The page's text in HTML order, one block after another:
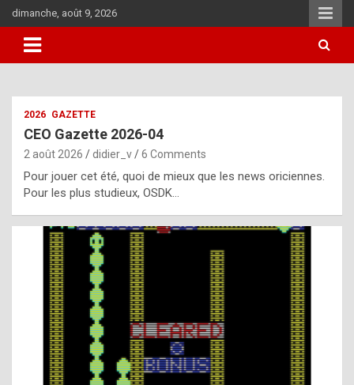
Skip
to
content
dimanche, août 9, 2026
i
u
l
y
d
i
2026 GAZETTE
CEO Gazette 2026-04
2 août 2026 didier_v 6 Comments
Pour jouer cet été, quoi de mieux que les news oriciennes.
Pour les plus studieux, OSDK…